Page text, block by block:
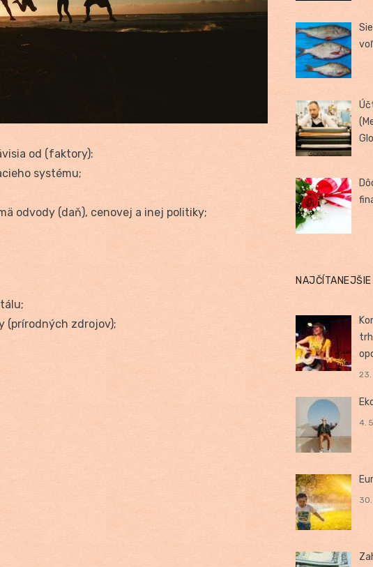
od (faktory):
systému;
odvody (daň), cenovej a inej politiky;
(prírodných zdrojov);
NAJČÍTANEJŠIE
23.
4.
30.